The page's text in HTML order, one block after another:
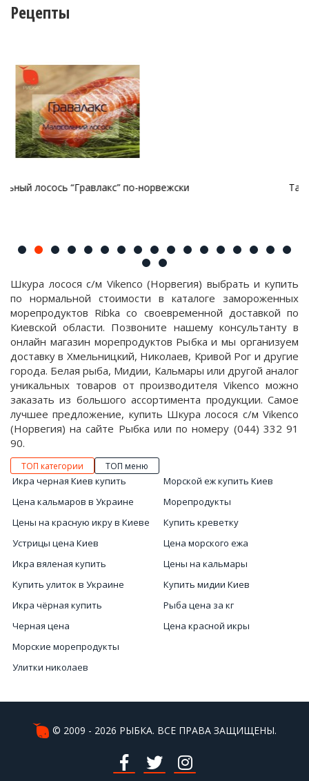
Рецепты
Тартар из лосося и щучьей икры
Шкура лосося с/м Vikenco (Норвегия) выбрать и купить
по нормальной стоимости в каталоге замороженных
морепродуктов Ribka со своевременной доставкой по
Киевской области. Позвоните нашему консультанту в
онлайн магазин морепродуктов Рыбка и мы организуем
доставку в Хмельницкий, Николаев, Кривой Рог и другие
города. Белая рыба, Мидии, Кальмары или другой аналог
уникальных товаров от производителя Vikenco можно
заказать из большого ассортимента продукции. Самое
лучшее предложение, купить Шкура лосося с/м Vikenco
(Норвегия) на сайте Рыбка или по номеру (044) 332 91
90.
ТОП категории ТОП меню
Икра черная Киев купить
Цена кальмаров в Украине
Цены на красную икру в Киеве
Устрицы цена Киев
Икра вяленая купить
Купить улиток в Украине
Икра чёрная купить
Черная цена
Морской еж купить Киев
Морепродукты
Купить креветку
Цена морского ежа
Цены на кальмары
Купить мидии Киев
Рыба цена за кг
Цена красной икры
Морские морепродукты
Улитки николаев
Чёрную икру купить
Купить красную икру онлайн
© 2009 - 2026 РЫБКА. ВСЕ ПРАВА ЗАЩИЩЕНЫ.